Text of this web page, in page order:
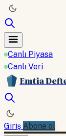
Canlı Piyasa
Canlı Veri
Emtia
Giriş Abone ol